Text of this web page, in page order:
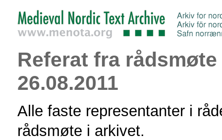
Referat fra
26.08.2011
Alle faste representanter i
rådsmøte i arkivet.